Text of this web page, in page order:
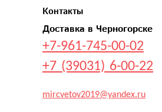
Контакты
Доставка в Черногорске
+7-961-745-00-02
+7 (39031) 6-00-22
mircvetov2019@yandex.ru